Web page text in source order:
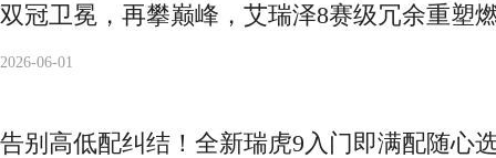
双冠卫冕，再攀巅峰，艾瑞泽8赛级冗余重塑
2026-06-01
告别高低配纠结！全新瑞虎9入门即满配随心